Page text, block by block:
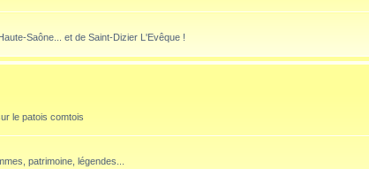
Saône... et de Saint-Dizier L'Evêque !
le patois comtois
patrimoine, légendes...